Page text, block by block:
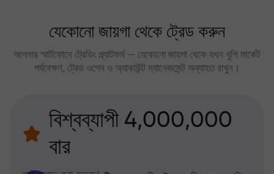
যেকোনো জায়গা থেকে ট্রেড করুন
আপনার স্মার্টফোনে ট্রেডিং প্ল্যাটফর্ম — যেকোনো জায়গা থেকে যখন খুশি মার্কেট
পর্যবেক্ষণ, ট্রেড ওপেন ও অ্যাকাউন্ট ম্যানেজমেন্ট অব্যাহত রাখুন।
বিশ্বব্যাপী 4,000,000
বার